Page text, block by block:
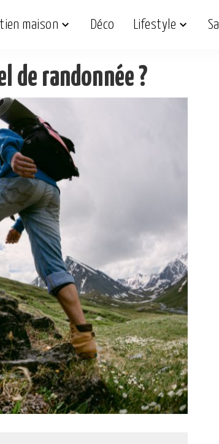
maison Déco Lifestyle
de randonnée ?